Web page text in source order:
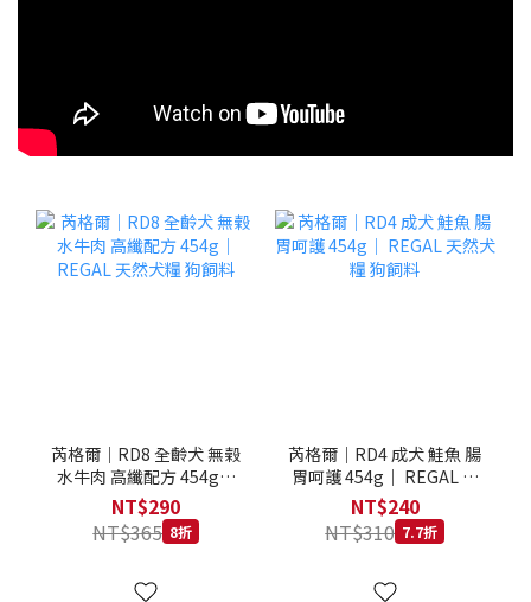
芮格爾｜RD8 全齡犬 無榖
水牛肉 高纖配方 454g｜
REGAL 天然犬糧 狗飼料
NT$290
NT$365 8折
芮格爾｜RD4 成犬 鮭魚 腸
胃呵護 454g｜ REGAL 天
然犬糧 狗飼料
NT$240
NT$310 7.7折